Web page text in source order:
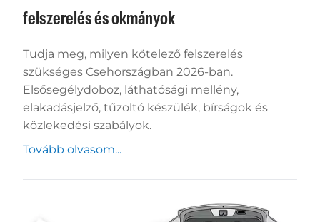
felszerelés és okmányok
Tudja meg, milyen kötelező felszerelés
szükséges Csehországban 2026-ban.
Elsősegélydoboz, láthatósági mellény,
elakadásjelző, tűzoltó készülék, bírságok és
közlekedési szabályok.
Tovább olvasom...